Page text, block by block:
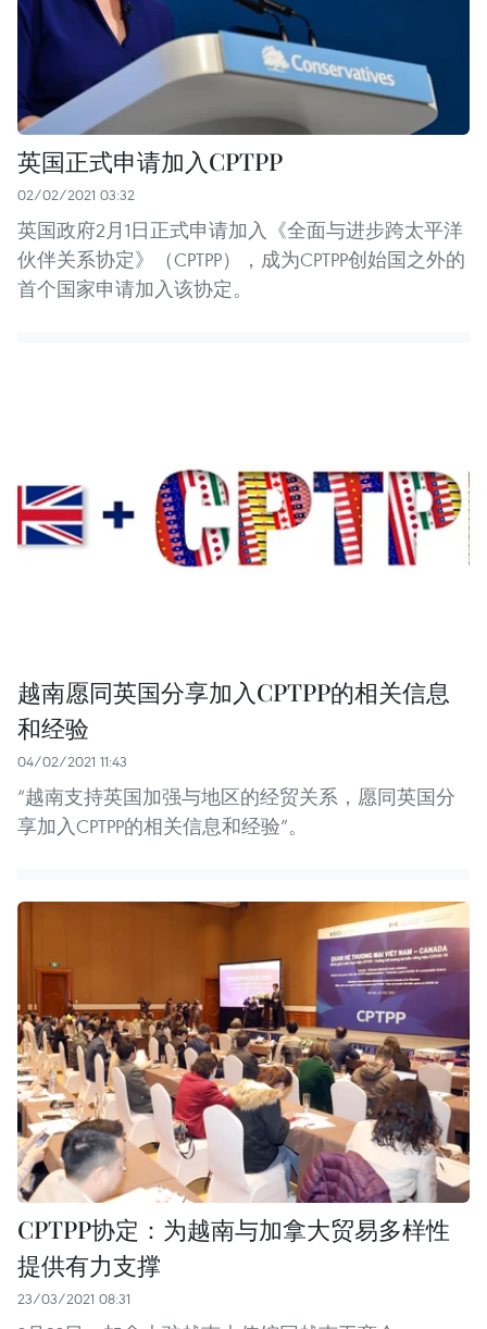
英国正式申请加入CPTPP
02/02/2021 03:32
英国政府2月1日正式申请加入《全面与进步跨太平洋
伙伴关系协定》（CPTPP），成为CPTPP创始国之外的
首个国家申请加入该协定。
越南愿同英国分享加入CPTPP的相关信息
和经验
04/02/2021 11:43
“越南支持英国加强与地区的经贸关系，愿同英国分
享加入CPTPP的相关信息和经验”。
CPTPP协定：为越南与加拿大贸易多样性
提供有力支撑
23/03/2021 08:31